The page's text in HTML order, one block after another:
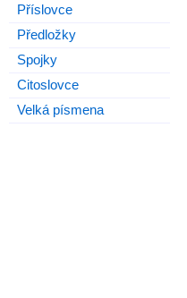
Příslovce
Předložky
Spojky
Citoslovce
Velká písmena